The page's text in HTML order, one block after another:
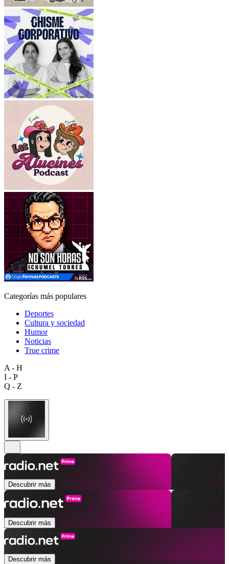
Categorías más populares
Deportes
Cultura y sociedad
Humor
Noticias
True crime
A - H
I - P
Q - Z
Descubrir más
Descubrir más
Descubrir más